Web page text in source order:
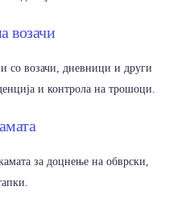
возачи
со возачи, дневници и други
и контрола на трошоци.
за доцнење на обврски,